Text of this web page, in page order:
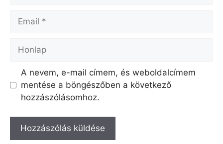
Email
Honlap
A nevem, e-mail címem, és weboldalcímem
mentése a böngészőben a következő
hozzászólásomhoz.